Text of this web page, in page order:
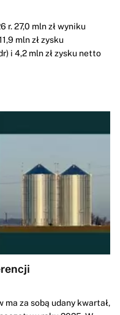
r. 27,0 mln zł wyniku
mln zł zysku
i 4,2 mln zł zysku netto
za sobą udany kwartał,